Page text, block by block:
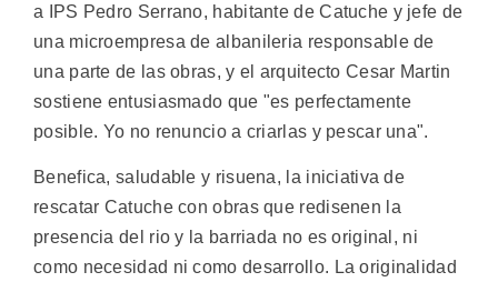
a IPS Pedro Serrano, habitante de Catuche y jefe de
una microempresa de albanileria responsable de
una parte de las obras, y el arquitecto Cesar Martin
sostiene entusiasmado que "es perfectamente
posible. Yo no renuncio a criarlas y pescar una".
Benefica, saludable y risuena, la iniciativa de
rescatar Catuche con obras que redisenen la
presencia del rio y la barriada no es original, ni
como necesidad ni como desarrollo. La originalidad